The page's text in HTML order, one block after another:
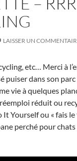
LAISSER UN
etc… Merci à
puiser dans son parc
vie à quelques
réduit ou
It Yourself ou « fais
perché pour